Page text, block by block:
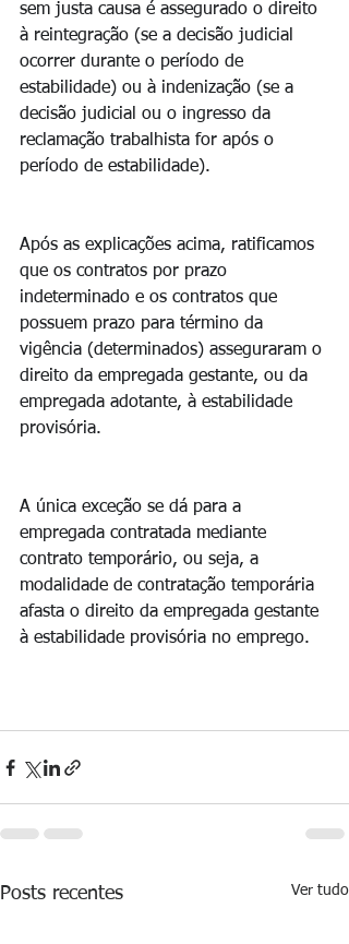
sem justa causa é assegurado o direito
à reintegração (se a decisão judicial
ocorrer durante o período de
estabilidade) ou à indenização (se a
decisão judicial ou o ingresso da
reclamação trabalhista for após o
período de estabilidade).
Após as explicações acima, ratificamos
que os contratos por prazo
indeterminado e os contratos que
possuem prazo para término da
vigência (determinados) asseguraram o
direito da empregada gestante, ou da
empregada adotante, à estabilidade
provisória.
A única exceção se dá para a
empregada contratada mediante
contrato temporário, ou seja, a
modalidade de contratação temporária
afasta o direito da empregada gestante
à estabilidade provisória no emprego.
Posts recentes Ver tudo